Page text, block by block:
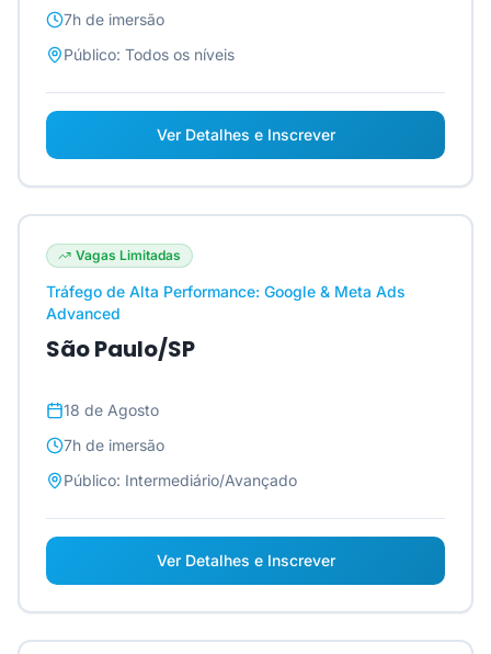
7h de imersão
Público: Todos os níveis
Ver Detalhes e Inscrever
Vagas Limitadas
Tráfego de Alta Performance: Google & Meta Ads
Advanced
São Paulo/SP
18 de Agosto
7h de imersão
Público: Intermediário/Avançado
Ver Detalhes e Inscrever